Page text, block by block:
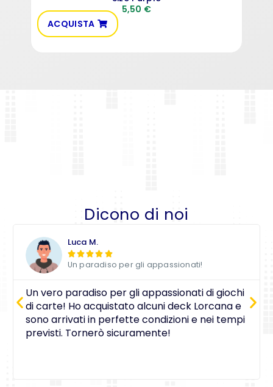
5,50 €
ACQUISTA
Dicono di noi
Luca M.
 
Un paradiso per gli appassionati!
Un vero paradiso per gli appassionati di giochi
di carte! Ho acquistato alcuni deck Lorcana e
sono arrivati in perfette condizioni e nei tempi
previsti. Tornerò sicuramente!